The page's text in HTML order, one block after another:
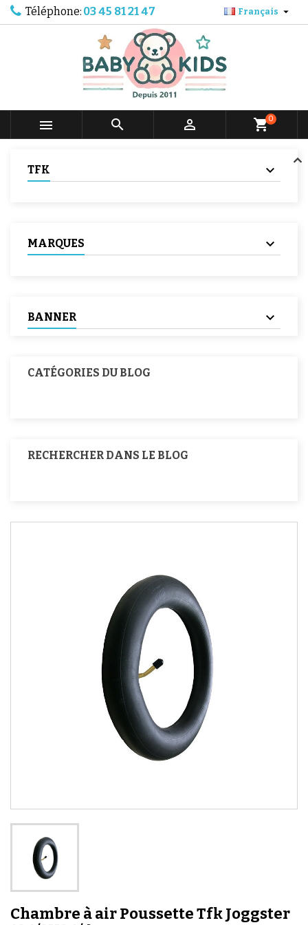
Téléphone: 03 45 81 21 47 Français 
   shopping_cart0
TFK
MARQUES
BANNER
CATÉGORIES DU BLOG
RECHERCHER DANS LE BLOG
Chambre à air Poussette Tfk Joggster